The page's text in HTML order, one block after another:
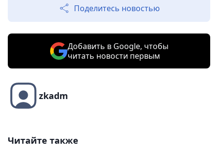
Поделитесь новостью
Добавить в Google, чтобы
читать новости первым
zkadm
Читайте также